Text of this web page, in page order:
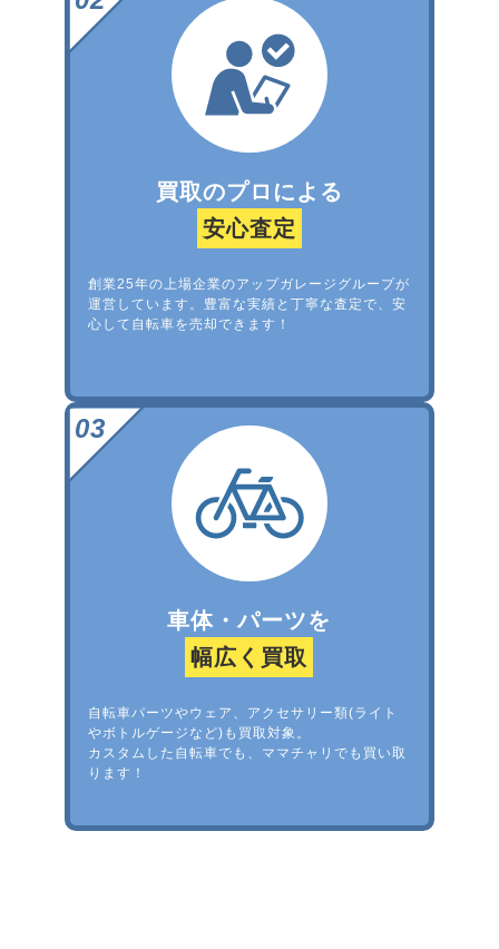
買取のプロによる
安心査定
創業25年の上場企業のアップガレージグループが
運営しています。豊富な実績と丁寧な査定で、安
心して自転車を売却できます！
車体・パーツを
幅広く買取
自転車パーツやウェア、アクセサリー類(ライト
やボトルゲージなど)も買取対象。
カスタムした自転車でも、ママチャリでも買い取
ります！